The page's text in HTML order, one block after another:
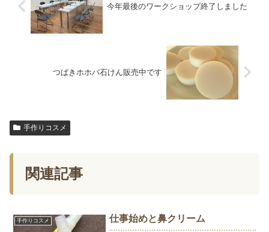
今年最後のワークショップ終了しました
つばきホホバ石けん販売中です
手作りコスメ
関連記事
手作りコスメ 仕事始めと鼻クリーム